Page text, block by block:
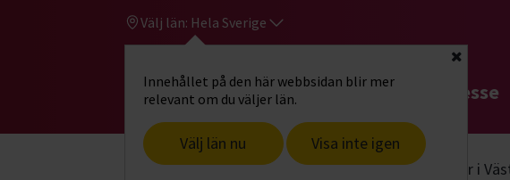
Välj län: Hela Sverige
Innehållet på den här webbsidan blir mer
relevant om du väljer län.
Välj län nu Visa inte igen
Stäng
Gå till studiefrämjandets startsidaHitta intresse
Start Om oss Aktuellt Verksamhet fortsätter i